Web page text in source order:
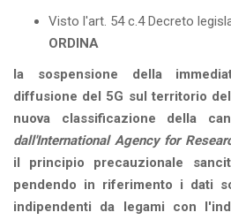
Visto l'art. 54 c.4 Decreto
ORDINA
la sospensione della
diffusione del 5G sul territorio
nuova classificazione della
dall'International Agency for
il principio precauzionale
pendendo in riferimento i dati
indipendenti da legami con